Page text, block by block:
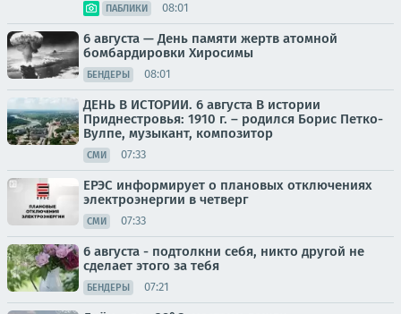
ПАБЛИКИ 08:01
6 августа — День памяти жертв атомной
бомбардировки Хиросимы
БЕНДЕРЫ 08:01
ДЕНЬ В ИСТОРИИ. 6 августа В истории
Приднестровья: 1910 г. – родился Борис Петко-
Вулпе, музыкант, композитор
СМИ 07:33
ЕРЭС информирует о плановых отключениях
электроэнергии в четверг
СМИ 07:33
6 августа - подтолкни себя, никто другой не
сделает этого за тебя
БЕНДЕРЫ 07:21